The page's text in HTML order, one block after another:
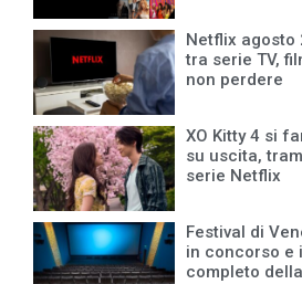
Netflix agosto
tra serie TV,
non perdere
XO Kitty 4 si
su uscita,
serie Netflix
Festival di
in concorso e
completo